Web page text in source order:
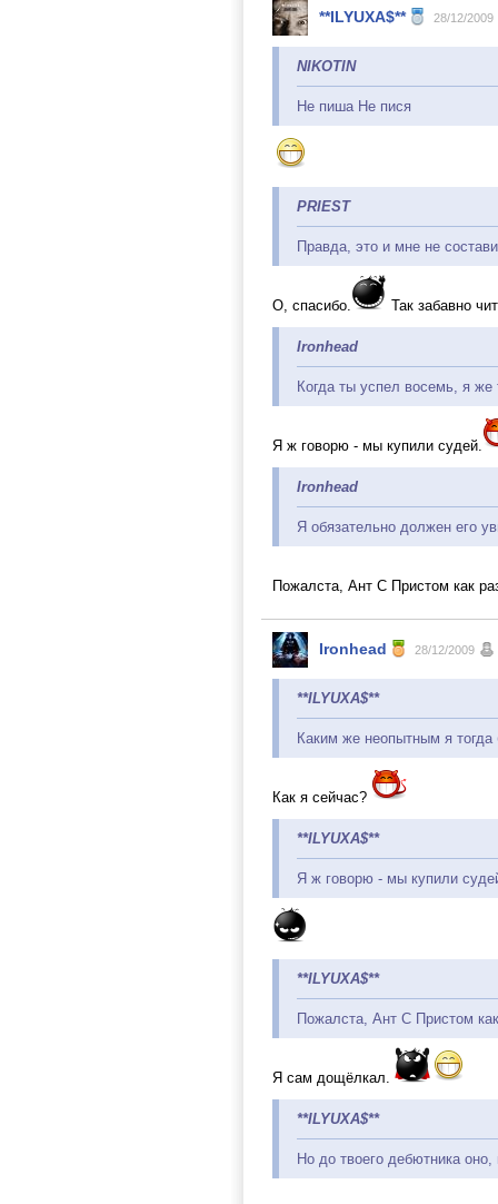
**ILYUXA$** 28/12/2009
NIKOTIN
Не пиша Не пися
PRIEST
Правда, это и мне не
О, спасибо. Так забавно
Ironhead
Когда ты успел восемь, я же
Я ж говорю - мы купили судей.
Ironhead
Я обязательно должен его
Пожалста, Ант С Пристом как
Ironhead 28/12/2009
**ILYUXA$**
Каким же неопытным я
Как я сейчас?
**ILYUXA$**
Я ж говорю - мы купили
**ILYUXA$**
Пожалста, Ант С Пристом
Я сам дощёлкал.
**ILYUXA$**
Но до твоего дебютника оно,